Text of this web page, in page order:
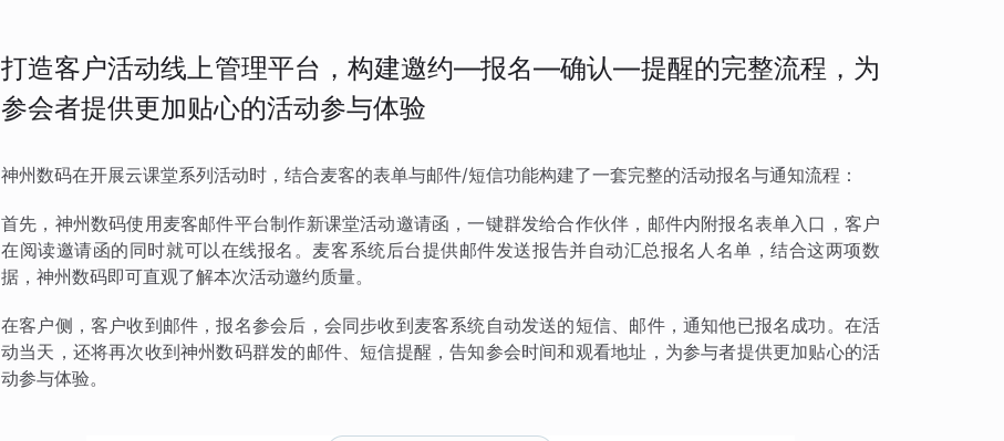
打造客户活动线上管理平台，构建邀约—报名—确认—提醒的完整流程，为
参会者提供更加贴心的活动参与体验
神州数码在开展云课堂系列活动时，结合麦客的表单与邮件/短信功能构建了一套完整的活动报名与通知流程：
首先，神州数码使用麦客邮件平台制作新课堂活动邀请函，一键群发给合作伙伴，邮件内附报名表单入口，客户
在阅读邀请函的同时就可以在线报名。麦客系统后台提供邮件发送报告并自动汇总报名人名单，结合这两项数
据，神州数码即可直观了解本次活动邀约质量。
在客户侧，客户收到邮件，报名参会后，会同步收到麦客系统自动发送的短信、邮件，通知他已报名成功。在活
动当天，还将再次收到神州数码群发的邮件、短信提醒，告知参会时间和观看地址，为参与者提供更加贴心的活
动参与体验。